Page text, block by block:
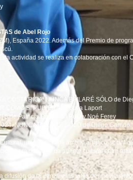
de Abel Rojo
España 2022. Además del Premio de
actividad se realiza en colaboración con el
COSTA RICA: NUNCA BAILARÉ SÓLO de
COMO SI PUDIERA de Julia Laport
de Patricia Hastewell Puig y Noé Ferey
NUNCA BAILARÉ SÓLO de Diego Garrido
un proyecto de ámbito artístico-social
para construir un puente cultural entre
difusión de la danza y las artes del